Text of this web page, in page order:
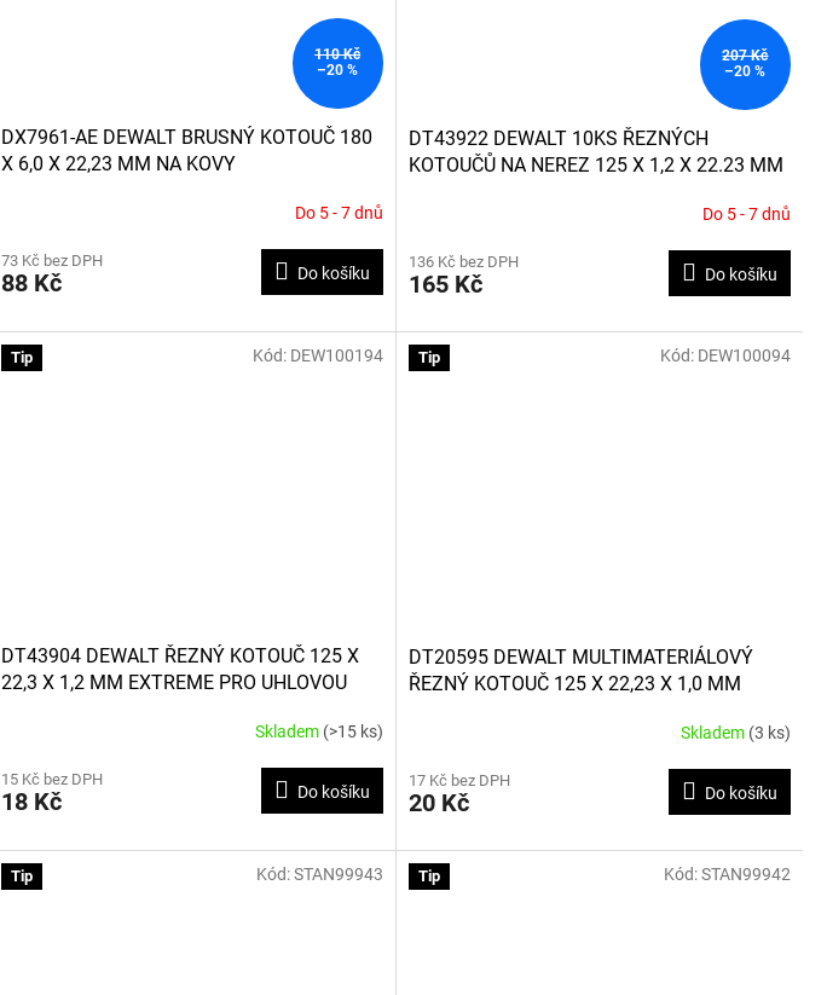
110 Kč
–20 %
DX7961-AE DEWALT BRUSNÝ KOTOUČ 180
X 6,0 X 22,23 MM NA KOVY
Do 5 - 7 dnů
73 Kč bez DPH
88 Kč Do košíku
207 Kč
–20 %
DT43922 DEWALT 10KS ŘEZNÝCH
KOTOUČŮ NA NEREZ 125 X 1,2 X 22.23 MM
Do 5 - 7 dnů
136 Kč bez DPH
165 Kč Do košíku
Tip
DT43904 DEWALT ŘEZNÝ KOTOUČ 125 X
22,3 X 1,2 MM EXTREME PRO UHLOVOU
Skladem (>15 ks)
15 Kč bez DPH
18 Kč Do košíku
Kód: DEW100194 Tip
DT20595 DEWALT MULTIMATERIÁLOVÝ
ŘEZNÝ KOTOUČ 125 X 22,23 X 1,0 MM
produktu
je
z
hvězdiček.
Skladem (3 ks)
17 Kč bez DPH
20 Kč Do košíku
Kód: DEW100094
Tip Kód:STAN99943 Tip Kód:STAN99942